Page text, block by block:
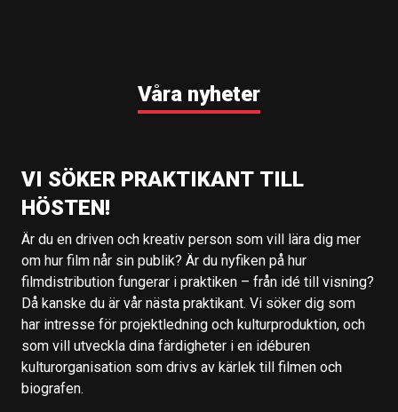
Våra nyheter
VI SÖKER PRAKTIKANT TILL
HÖSTEN!
Är du en driven och kreativ person som vill lära dig mer
om hur film når sin publik? Är du nyfiken på hur
filmdistribution fungerar i praktiken – från idé till visning?
Då kanske du är vår nästa praktikant. Vi söker dig som
har intresse för projektledning och kulturproduktion, och
som vill utveckla dina färdigheter i en idéburen
kulturorganisation som drivs av kärlek till filmen och
biografen.